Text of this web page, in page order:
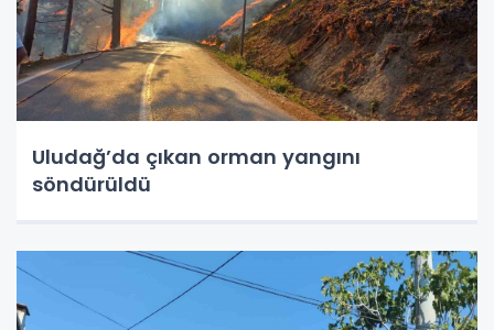
Uludağ’da çıkan orman yangını
söndürüldü